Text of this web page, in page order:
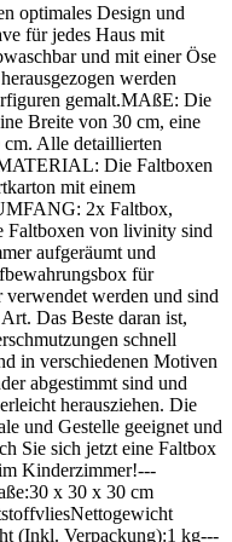
optimales Design und
für jedes Haus mit
und mit einer Öse
werden
gemalt.MAßE: Die
Breite von 30 cm, eine
Alle detaillierten
Die Faltboxen
mit einem
2x Faltbox,
Faltboxen von livinity sind
aufgeräumt und
für
werden und sind
Das Beste daran ist,
schnell
in verschiedenen Motiven
abgestimmt sind und
herausziehen. Die
und Gestelle geeignet und
Sie sich jetzt eine Faltbox
Kinderzimmer!---
x 30 x 30 cm
(Inkl. Verpackung):1 kg---